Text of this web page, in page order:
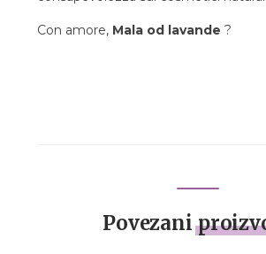
Con amore, Mala od lavande ?
Povezani